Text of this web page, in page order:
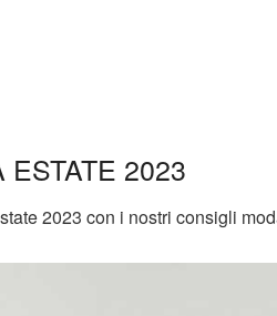
2023
2023 con i nostri consigli